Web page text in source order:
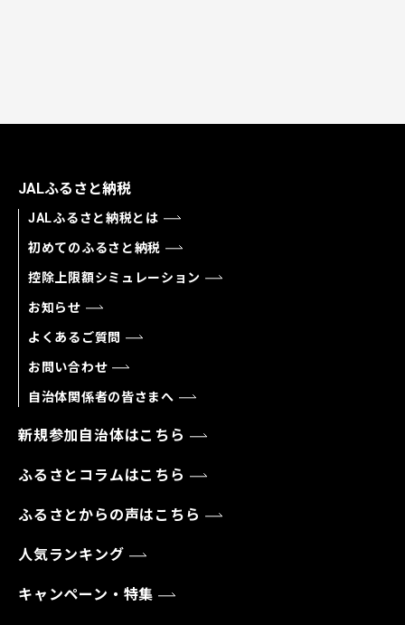
JALふるさと納税
JALふるさと納税とは
初めてのふるさと納税
控除上限額シミュレーション
お知らせ
よくあるご質問
お問い合わせ
自治体関係者の皆さまへ
新規参加自治体はこちら
ふるさとコラムはこちら
ふるさとからの声はこちら
人気ランキング
キャンペーン・特集